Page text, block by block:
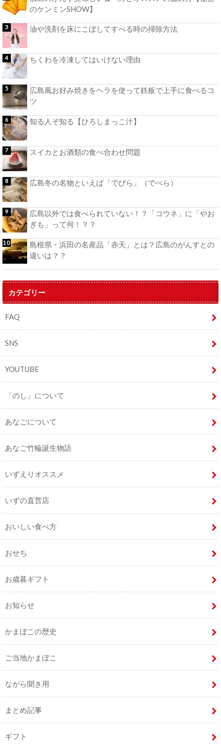
のケンミンSHOW】
油や洗剤を床にこぼしてすべる時の掃除方法
ちくわを冷凍してはいけない理由
広島風お好み焼きをヘラを使って鉄板で上手に食べるコ
ツ
知る人ぞ知る【ひろしまっこ汁】
スイカとお酒類の食べ合わせ問題
広島冬の名物といえば「でびら」（でべら）
広島以外では食べられていない！？「コウネ」に「やお
ぎも」って何！？？
島根県・浜田の名産品「赤天」とは？広島のがんすとの
違いは？？
カテゴリー
FAQ
SNS
YOUTUBE
「のし」について
あなごについて
あなご竹輪誕生物語
いずえりオススメ
いずの直営店
おいしい食べ方
おせち
お歳暮ギフト
お知らせ
かまぼこの歴史
ご当地かまぼこ
ながら聞き用
まとめ記事
ギフト